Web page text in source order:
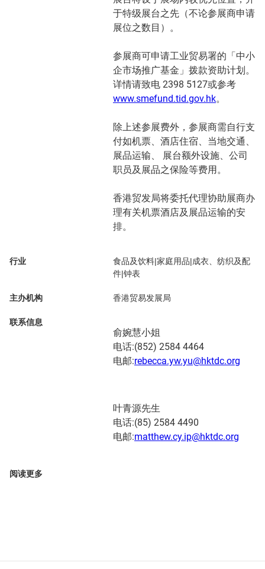
于特级展台之先（不论参展商申请
展位之数目）。
参展商可申请工业贸易署的「中小
企市场推广基金」拨款资助计划。
详情请致电 2398 5127或参考
www.smefund.tid.gov.hk。
除上述参展费外，参展商需自行支
付如机票、酒店住宿、当地交通、
展品运输、 展台额外设施、公司
职员及展品之保险等费用。
香港贸发局将委托代理协助展商办
理有关机票酒店及展品运输的安
排。
行业
食品及饮料|家庭用品|成衣、纺织及配
件|钟表
主办机构 香港贸易发展局
联系信息
俞婉慧小姐
电话:(852) 2584 4464
电邮:rebecca.yw.yu@hktdc.org
叶青源先生
电话:(85) 2584 4490
电邮:matthew.cy.ip@hktdc.org
阅读更多